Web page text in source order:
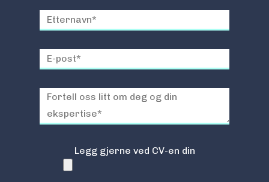
Legg gjerne ved CV-en din